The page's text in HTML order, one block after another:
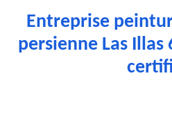
Entreprise
persienne Las Illas